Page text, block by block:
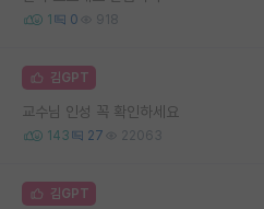
1 0 918
김GPT
교수님 인성 꼭 확인하세요
143 27 22063
김GPT